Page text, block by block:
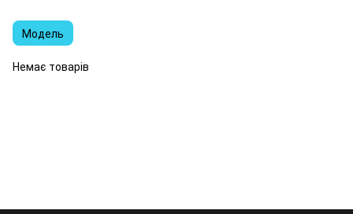
Модель
Немає товарів